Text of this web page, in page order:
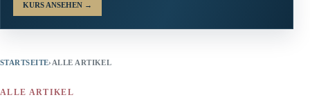
KURS ANSEHEN →
STARTSEITE› ALLE ARTIKEL
ALLE ARTIKEL